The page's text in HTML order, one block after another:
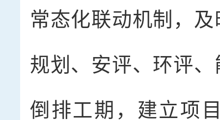
常态化联动机制，
规划、安评、环评
倒排工期，建立项